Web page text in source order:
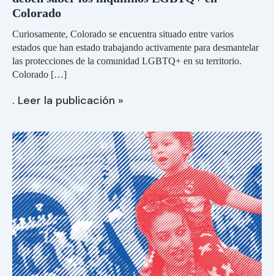
Colorado
Curiosamente, Colorado se encuentra situado entre varios
estados que han estado trabajando activamente para desmantelar
las protecciones de la comunidad LGBTQ+ en su territorio.
Colorado […]
año:
lo
que
deben
saber
los
LGBTQ+
. Leer la publicación »
no
acoso:
qué
supone
la
ITPA
para
los
inquilinos
inmigrantes